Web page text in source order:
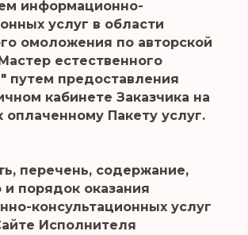
информационно-
услуг в области
омоложения по авторской
естественного
путем предоставления
кабинете Заказчика на
Пакету услуг.
перечень, содержание,
и порядок оказания
консультационных услуг
Исполнителя